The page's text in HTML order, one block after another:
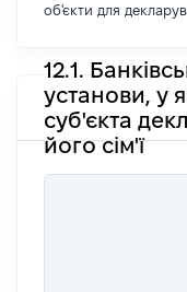
об'єкти для
12.1.
установи, у
суб'єкта
його сім'ї